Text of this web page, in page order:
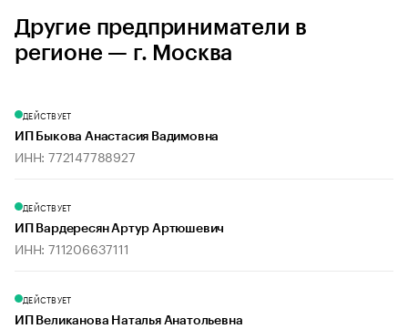
Другие предприниматели в
регионе — г. Москва
ДЕЙСТВУЕТ
ИП Быкова Анастасия Вадимовна
ИНН: 772147788927
ДЕЙСТВУЕТ
ИП Вардересян Артур Артюшевич
ИНН: 711206637111
ДЕЙСТВУЕТ
ИП Великанова Наталья Анатольевна